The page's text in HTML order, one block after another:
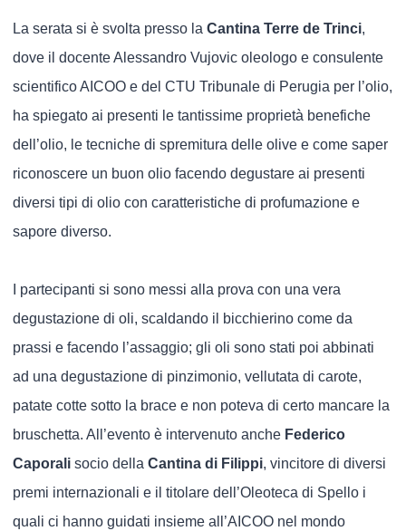
La serata si è svolta presso laCantina Terre de Trinci,
dove il docente Alessandro Vujovic oleologo e consulente
scientifico AICOO e del CTU Tribunale di Perugia per l’olio,
ha spiegato ai presenti le tantissime proprietà benefiche
dell’olio, le tecniche di spremitura delle olive e come saper
riconoscere un buon olio facendo degustare ai presenti
diversi tipi di olio con caratteristiche di profumazione e
sapore diverso.
I partecipanti si sono messi alla prova con una vera
degustazione di oli, scaldando il bicchierino come da
prassi e facendo l’assaggio; gli oli sono stati poi abbinati
ad una degustazione di pinzimonio, vellutata di carote,
patate cotte sotto la brace e non poteva di certo mancare la
bruschetta. All’evento è intervenuto anche Federico
Caporali socio dellaCantina di Filippi, vincitore di diversi
premi internazionali e il titolare dell’Oleoteca di Spello i
quali ci hanno guidati insieme all’AICOO nel mondo